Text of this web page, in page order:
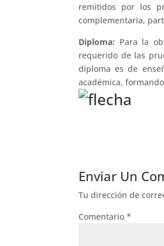
remitidos por los
complementaria,
Diploma: Para la
requerido de las
diploma es de
académica,
Enviar Un
Tu dirección de
Comentario*